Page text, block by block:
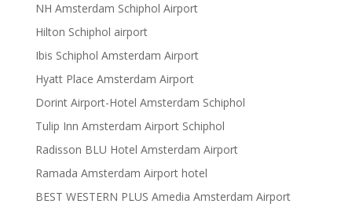
NH Amsterdam Schiphol Airport
Hilton Schiphol airport
Ibis Schiphol Amsterdam Airport
Hyatt Place Amsterdam Airport
Dorint Airport-Hotel Amsterdam Schiphol
Tulip Inn Amsterdam Airport Schiphol
Radisson BLU Hotel Amsterdam Airport
Ramada Amsterdam Airport hotel
BEST WESTERN PLUS Amedia Amsterdam Airport